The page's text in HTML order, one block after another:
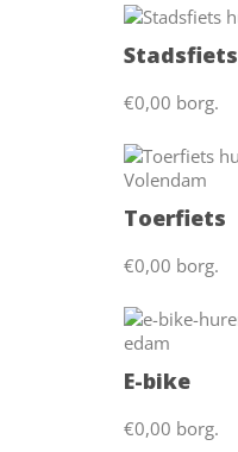
Stadsfiets
€0,00 borg.
Toerfiets
€0,00 borg.
E-bike
€0,00 borg.